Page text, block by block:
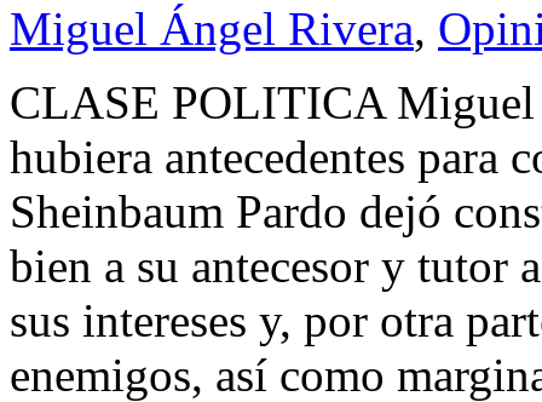
Miguel Ángel Rivera,
CLASE POLITICA
hubiera antecedentes para
Sheinbaum Pardo dejó
bien a su antecesor y tutor
sus intereses y, por otra
enemigos, así como